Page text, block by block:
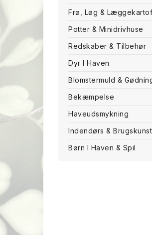
Frø, Løg &
Potter & Minidrivhuse
Redskaber & Tilbehør
Dyr I Haven
Blomstermuld &
Bekæmpelse
Haveudsmykning
Indendørs & Brugskunst
Børn I Haven & Spil